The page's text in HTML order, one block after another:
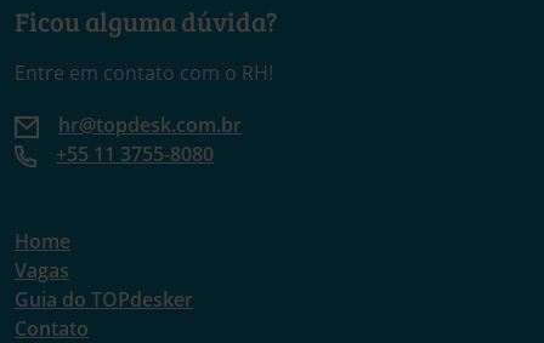
Ficou alguma dúvida?
Entre em contato com o RH!
hr@topdesk.com.br
+55 11 3755-8080
Home
Vagas
Guia do TOPdesker
Contato